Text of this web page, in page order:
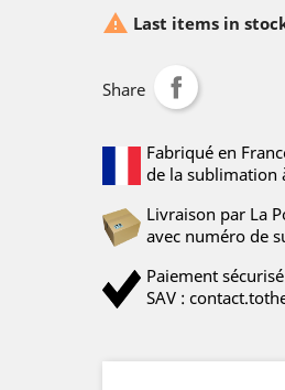
 Last items in
Share
Fabriqué en
de la sublimation
Livraison par La
avec numéro de
Paiement sécurisé
SAV :